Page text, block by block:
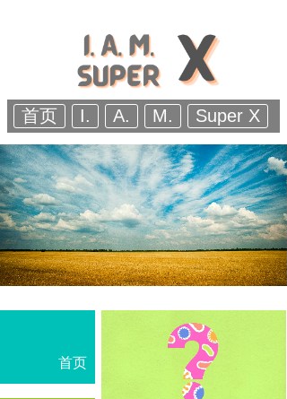
首页 I. A. M. Super X
首页